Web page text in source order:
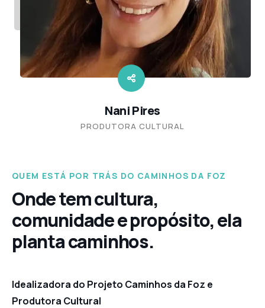
Nani Pires
PRODUTORA CULTURAL
QUEM ESTÁ POR TRÁS DO CAMINHOS DA FOZ
Onde tem cultura,
comunidade e propósito, ela
planta caminhos.
Idealizadora do Projeto Caminhos da Foz e
Produtora Cultural